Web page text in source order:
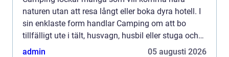
naturen utan att resa långt eller boka dyra hotell. I
sin enklaste form handlar Camping om att bo
tillfälligt ute i tält, husvagn, husbil eller stuga och
leva ett par dagar med enklare rutiner, frisk luft och
admin 05 augusti 2026